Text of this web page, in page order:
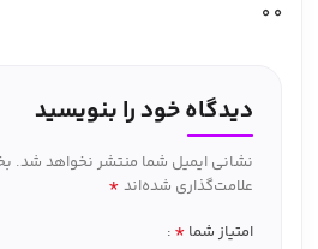
0
0
دیدگاه خود را بنویسید
نشانی ایمیل شما منتشر نخواهد شد.
علامت‌گذاری شده‌اند *
امتیاز شما *